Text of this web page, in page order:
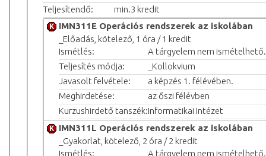
Teljesítendő:
min.3 kredit
IMN311E Operációs rendszerek az iskolában
_Előadás, kötelező, 1 óra / 1 kredit
Ismétlés:
A tárgyelem nem ismételhető.
Teljesítés módja:
_Kollokvium
Javasolt felvétele:
a képzés 1. félévében.
Meghirdetése:
az őszi félévben
Kurzushirdető tanszék:Informatikai Intézet
IMN311L Operációs rendszerek az iskolában
_Gyakorlat, kötelező, 2 óra / 2 kredit
Ismétlés:
A tárgyelem nem ismételhető.